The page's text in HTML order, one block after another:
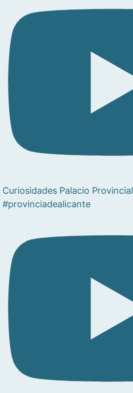
Curiosidades Palacio Provincial
#provinciadealicante